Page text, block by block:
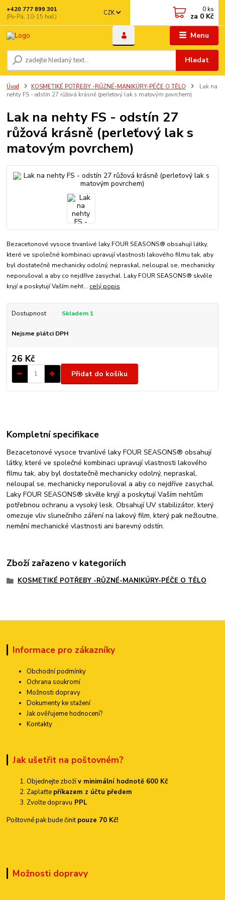
Menu
CZK
Hledat
+420 777 899 301
(Po-Pá, 10-15 hod.)
0 ks
za 0 Kč
Úvod KOSMETIKÉ POTŘEBY -RŮZNÉ-MANIKÚRY-PÉČE O TĚLO
Lak na
nehty FS - odstín 27 růžová krásně (perleťový lak s matovým povrchem)
Lak na nehty FS - odstín 27
růžová krásně (perleťový lak s
matovým povrchem)
Bezacetonové vysoce trvanlivé laky FOUR SEASONS® obsahují látky,
které ve společné kombinaci upravují vlastnosti lakového filmu tak, aby
byl dostatečně mechanicky odolný, nepraskal, neloupal se, mechanicky
neporušoval a aby co nejdříve zasychal. Laky FOUR SEASONS® skvěle
kryjí a poskytují Vaším neht... celý popis
Dostupnost Skladem 1
Nejsme plátci DPH
26 Kč
Přidat do košíku
Kompletní specifikace
Bezacetonové vysoce trvanlivé laky FOUR SEASONS® obsahují
látky, které ve společné kombinaci upravují vlastnosti lakového
filmu tak, aby byl dostatečně mechanicky odolný, nepraskal,
neloupal se, mechanicky neporušoval a aby co nejdříve zasychal.
Laky FOUR SEASONS® skvěle kryjí a poskytují Vaším nehtům
potřebnou ochranu a vysoký lesk. Obsahují UV stabilizátor, který
omezuje vliv slunečního záření na lakový film, který pak nežloutne,
nemění mechanické vlastnosti ani barevný odstín.
Zboží zařazeno v kategoriích
KOSMETIKÉ POTŘEBY -RŮZNÉ-MANIKÚRY-PÉČE O TĚLO
Informace pro zákazníky
Obchodní podmínky
Ochrana soukromí
Možnosti dopravy
Dokumenty ke stažení
Jak ověřujeme hodnocení?
Kontakty
Jak ušetřit na poštovném?
Objednejte zbožív minimální hodnotě 600 Kč
Zaplaťte příkazem z účtu předem
Zvolte dopravu PPL
Poštovné pak bude činitpouze 70 Kč!
Možnosti dopravy